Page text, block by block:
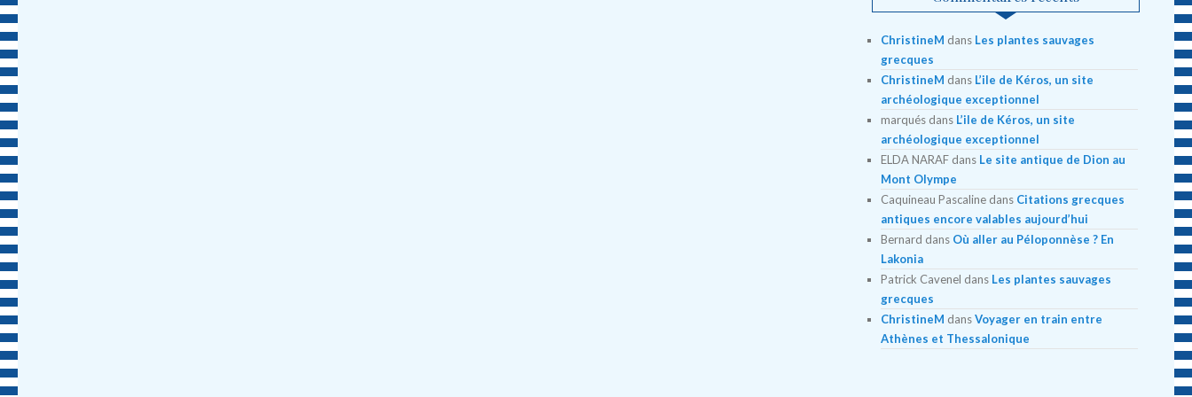
ChristineM dans Les plantes sauvages
grecques
ChristineM dans L’ile de Kéros, un site
archéologique exceptionnel
marquésdans L’ile de Kéros, un site
archéologique exceptionnel
ELDA NARAFdans Le site antique de Dion au
Mont Olympe
Caquineau Pascalinedans Citations grecques
antiques encore valables aujourd’hui
Bernard dans Où aller au Péloponnèse ? En
Lakonia
Patrick Cavenel dans Les plantes sauvages
grecques
ChristineM dansVoyager en train entre
Athènes et Thessalonique